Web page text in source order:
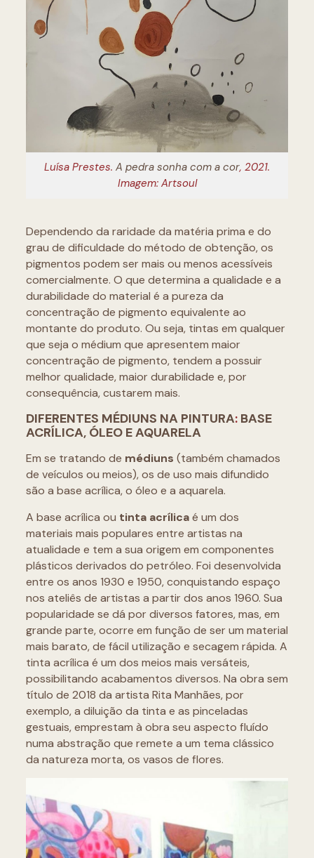
Luísa Prestes. A pedra sonha com a cor, 2021.
Imagem: Artsoul
Dependendo da raridade da matéria prima e do
grau de dificuldade do método de obtenção, os
pigmentos podem ser mais ou menos acessíveis
comercialmente. O que determina a qualidade e a
durabilidade do material é a pureza da
concentração de pigmento equivalente ao
montante do produto. Ou seja, tintas em qualquer
que seja o médium que apresentem maior
concentração de pigmento, tendem a possuir
melhor qualidade, maior durabilidade e, por
consequência, custarem mais.
DIFERENTES MÉDIUNS NA PINTURA: BASE
ACRÍLICA, ÓLEO E AQUARELA
Em se tratando de médiuns (também chamados
de veículos ou meios), os de uso mais difundido
são a base acrílica, o óleo e a aquarela.
A base acrílica ou tinta acrílicaé um dos
materiais mais populares entre artistas na
atualidade e tem a sua origem em componentes
plásticos derivados do petróleo. Foi desenvolvida
entre os anos 1930 e 1950, conquistando espaço
nos ateliês de artistas a partir dos anos 1960. Sua
popularidade se dá por diversos fatores, mas, em
grande parte, ocorre em função de ser um material
mais barato, de fácil utilização e secagem rápida. A
tinta acrílica é um dos meios mais versáteis,
possibilitando acabamentos diversos. Na obra sem
título de 2018 da artista Rita Manhães, por
exemplo, a diluição da tinta e as pinceladas
gestuais, emprestam à obra seu aspecto fluído
numa abstração que remete a um tema clássico
da natureza morta, os vasos de flores.